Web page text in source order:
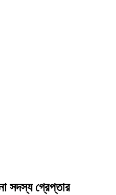
সদস্য গ্রেপ্তার